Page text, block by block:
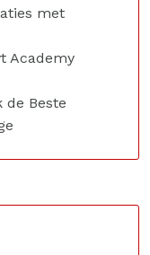
met
Academy
de Beste